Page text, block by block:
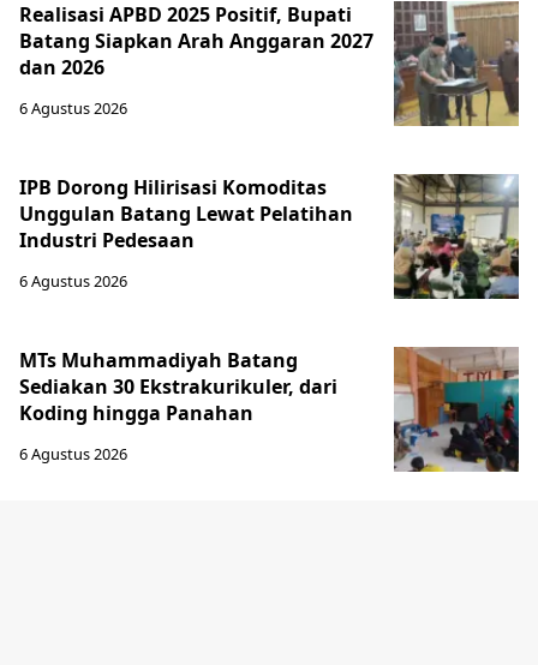
Realisasi APBD 2025 Positif, Bupati
Batang Siapkan Arah Anggaran 2027
dan 2026
6 Agustus 2026
IPB Dorong Hilirisasi Komoditas
Unggulan Batang Lewat Pelatihan
Industri Pedesaan
6 Agustus 2026
MTs Muhammadiyah Batang
Sediakan 30 Ekstrakurikuler, dari
Koding hingga Panahan
6 Agustus 2026